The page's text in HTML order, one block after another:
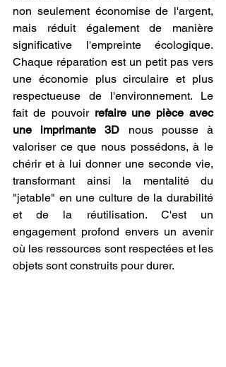
non seulement économise de l'argent,
mais réduit également de manière
significative l'empreinte écologique.
Chaque réparation est un petit pas vers
une économie plus circulaire et plus
respectueuse de l'environnement. Le
fait de pouvoir refaire une pièce avec
une imprimante 3D nous pousse à
valoriser ce que nous possédons, à le
chérir et à lui donner une seconde vie,
transformant ainsi la mentalité du
"jetable" en une culture de la durabilité
et de la réutilisation. C'est un
engagement profond envers un avenir
où les ressources sont respectées et les
objets sont construits pour durer.